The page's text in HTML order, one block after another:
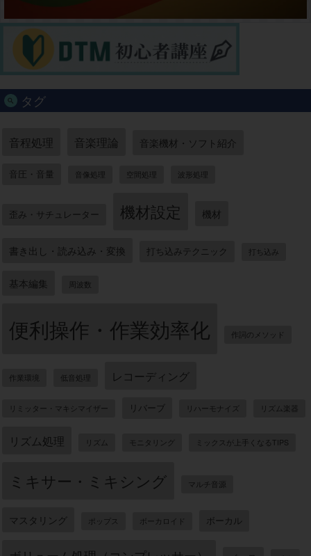
タグ
音程処理 音楽理論 音楽機材・ソフト紹介
音圧・音量 音像処理 空間処理 波形処理
歪み・サチュレーター 機材設定 機材
書き出し・読み込み・変換 打ち込みテクニック 打ち込み
基本編集 周波数
便利操作・作業効率化 作詞のメソッド
作業環境 低音処理 レコーディング
リミッター・マキシマイザー リバーブ リハーモナイズ リズム楽器
リズム処理 リズム モニタリング ミックスが上手くなるTIPS
ミキサー・ミキシング マルチ音源
マスタリング ポップス ボーカロイド ボーカル